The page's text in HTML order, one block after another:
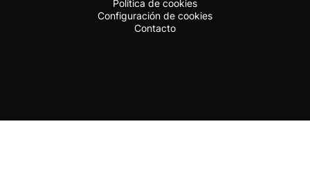
Política de cookies
Configuración de cookies
Contacto